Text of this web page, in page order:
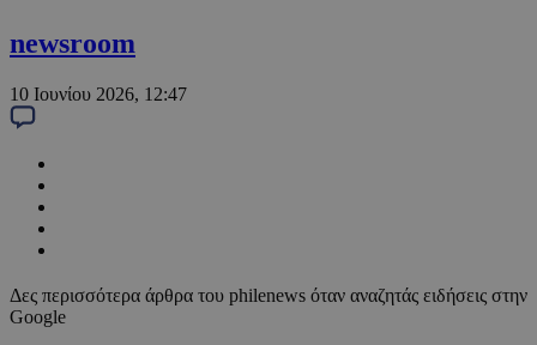
newsroom
10 Ιουνίου 2026, 12:47
Δες περισσότερα άρθρα του philenews όταν αναζητάς ειδήσεις στην
Google